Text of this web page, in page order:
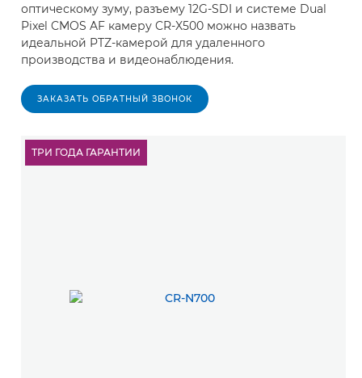
оптическому зуму, разъему 12G-SDI и системе Dual
Pixel CMOS AF камеру CR-X500 можно назвать
идеальной PTZ-камерой для удаленного
производства и видеонаблюдения.
ЗАКАЗАТЬ ОБРАТНЫЙ ЗВОНОК
ТРИ ГОДА ГАРАНТИИ